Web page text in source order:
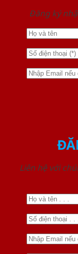
Đăng ký
Liên hệ với